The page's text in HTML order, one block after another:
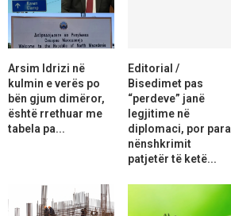
Arsim Idrizi në
kulmin e verës po
bën gjum dimëror,
është rrethuar me
tabela pa...
Editorial /
Bisedimet pas
“perdeve” janë
legjitime në
diplomaci, por para
nënshkrimit
patjetër të ketë...